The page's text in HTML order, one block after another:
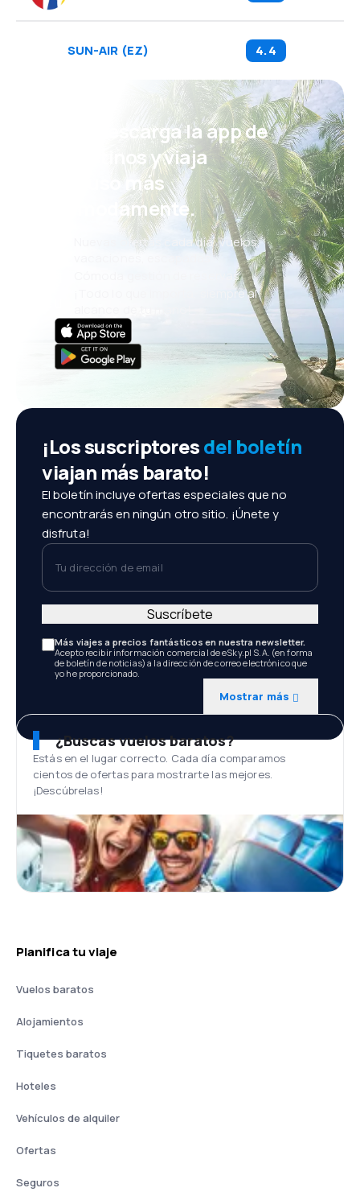
SUN-AIR (EZ) 4.4
¡Eh! Descarga la app de
eDestinos y viaja
incluso más
cómodamente.
Nuevas ofertas cada día: vuelos,
vacaciones, escapadas
Cómoda gestión de reservas
¡Todo lo que importa, siempre al
¡Los suscriptoresdel boletín
viajan más barato!
El boletín incluye ofertas especiales que no
encontrarás en ningún otro sitio. ¡Únete y
disfruta!
Tu dirección de email
Más viajes a precios fantásticos en nuestra newsletter.
Acepto recibir información comercial de eSky.pl S.A. (en forma
de boletín de noticias) a la dirección de correo electrónico que
yo he proporcionado.
Mostrar más
Suscríbete
¿Buscas vuelos baratos?
Estás en el lugar correcto. Cada día comparamos
cientos de ofertas para mostrarte las mejores.
¡Descúbrelas!
Planifica tu viaje
Vuelos baratos
Alojamientos
Tiquetes baratos
Hoteles
Vehículos de alquiler
Ofertas
Seguros